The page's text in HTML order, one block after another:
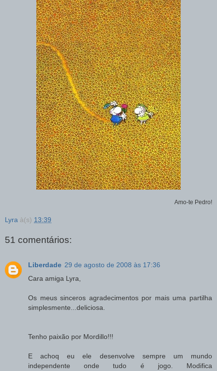
Amo-te Pedro!
Lyra à(s) 13:39
51 comentários:
Liberdade 29 de agosto de 2008 às 17:36
Cara amiga Lyra,
Os meus sinceros agradecimentos por mais uma partilha
simplesmente...deliciosa.
Tenho paixão por Mordillo!!!
E achoq eu ele desenvolve sempre um mundo
independente onde tudo é jogo. Modifica